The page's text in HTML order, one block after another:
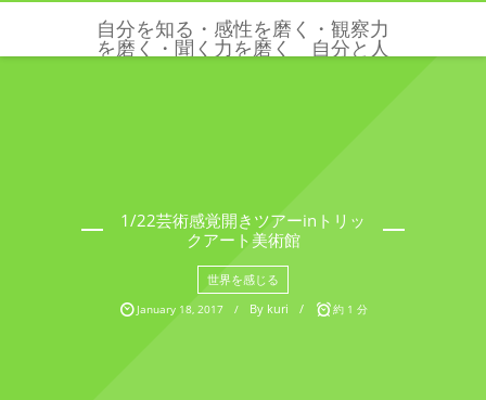
自分を知る・感性を磨く・観察力
を磨く・聞く力を磨く 自分と人
1/22芸術感覚開きツアーinトリッ
クアート美術館
世界を感じる
January 18, 2017 By kuri 約 1 分